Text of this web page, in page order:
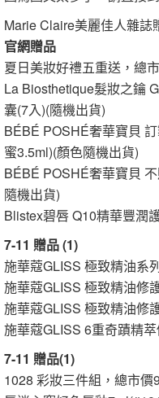
Marie Claire美麗佳人雜誌
官網贈品
夏日美妝好禮五重送，總
La Biosthetique髮妝之鑰
囊(7入)(隨機出貨)
BÉBÉ POSHÉ奢華寶貝
蜜3.5ml)(顏色隨機出貨)
BÉBÉ POSHÉ奢華寶貝
隨機出貨)
Blistex碧唇 Q10精華豐潤
7-11 贈品 (1)
施華蔻GLISS 極致精油系
施華蔻GLISS 極致精油修
施華蔻GLISS 極致精油修
施華蔻GLISS 6重奇蹟精
7-11 贈品(1)
1028 彩妝三件組，總市價